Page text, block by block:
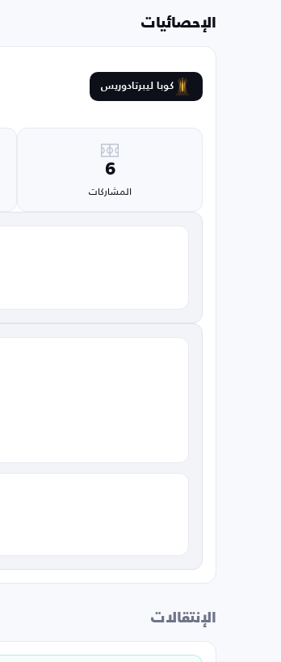
الإحصائيات
كوبا ليبرتادوريس
6
المشاركات
الإنتقالات